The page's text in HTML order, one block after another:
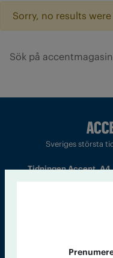
Sorry, no results
Sveriges största
Tidningen Accent,
Chefredaktör och